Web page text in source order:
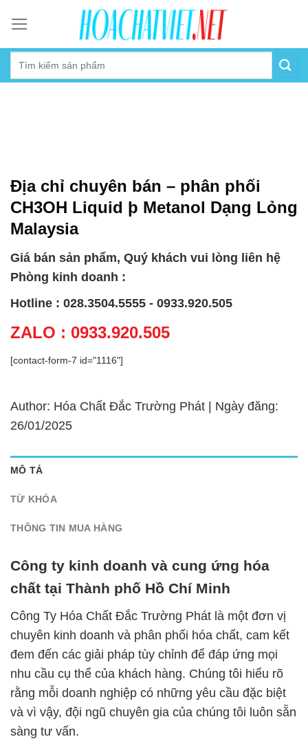
content
Địa chỉ chuyên bán – phân phối
CH3OH Liquid þ Metanol Dạng Lỏng
Malaysia
Giá bán sản phẩm, Quý khách vui lòng liên hệ
Phòng kinh doanh :
Hotline : 028.3504.5555 - 0933.920.505
ZALO : 0933.920.505
[contact-form-7 id="1116"]
Author: Hóa Chất Đắc Trường Phát | Ngày đăng:
26/01/2025
MÔ TẢ
TỪ KHÓA
THÔNG TIN MUA HÀNG
Công ty kinh doanh và cung ứng hóa
chất tại Thành phố Hồ Chí Minh
Công Ty Hóa Chất Đắc Trường Phát là một đơn vị
chuyên kinh doanh và phân phối hóa chất, cam kết
đem đến các giải pháp tùy chỉnh để đáp ứng mọi
nhu cầu cụ thể của khách hàng. Chúng tôi hiểu rõ
rằng mỗi doanh nghiệp có những yêu cầu đặc biệt
và vì vậy, đội ngũ chuyên gia của chúng tôi luôn sẵn
sàng tư vấn.